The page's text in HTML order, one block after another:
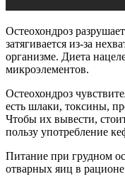
Остеохондроз
затягивается из-за
организме. Диета
микроэлементов.
Остеохондроз
есть шлаки, токсины,
Чтобы их вывести,
пользу употребление
Питание при грудном
отварных яиц в